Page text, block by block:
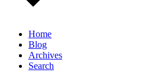
Home
Blog
Archives
Search